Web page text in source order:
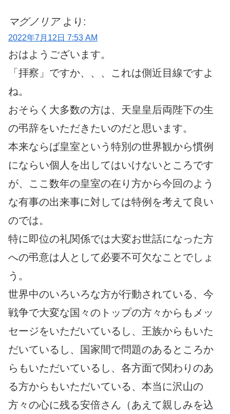
マグノリア より:
2022年7月12日 7:53 AM
おはようございます。
「拝察」ですか、、、これは側近目線ですよ
ね。
おそらく大多数の方は、天皇皇后両陛下の生
の弔辞をいただきたいのだと思います。
本来ならば皇室という特別の世界観から慣例
にならい個人を出してはいけないところです
が、ここ数年の皇室の在り方から今回のよう
な有事の出来事に対しては特例を考えて良い
のでは。
特に即位の礼関係では大変お世話になった方
への弔意は人として必要不可欠なことでしょ
う。
世界中のいろいろな方が行動されている、今
戦争で大変な国々のトップの方々からもメッ
セージをいただいているし、王族からもいた
だいているし、国家間で問題のあるところか
らもいただいているし、各方面で関わりのあ
る方からもいただいている、本当に沢山の
方々の心に残る安倍さん（あえて親しみを込